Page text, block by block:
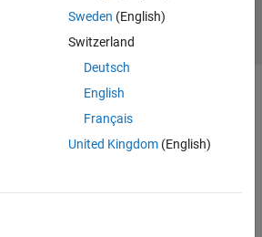
Sweden (English)
Switzerland
Deutsch
English
Français
United Kingdom(English)